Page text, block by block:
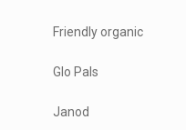
Friendly organic
Glo Pals
Janod